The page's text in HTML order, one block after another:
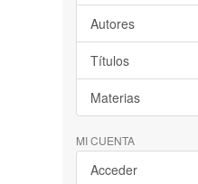
Autores
Títulos
Materias
MI CUENTA
Acceder